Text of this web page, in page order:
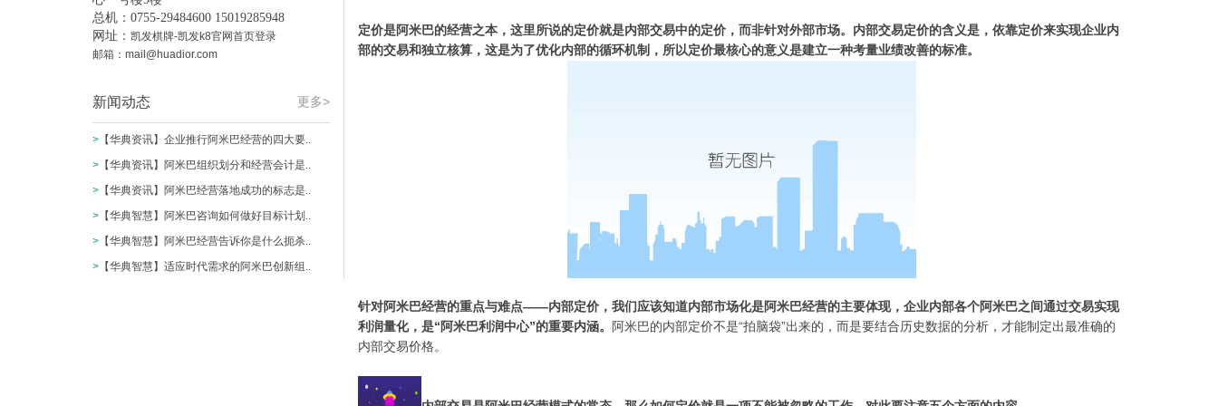
总机：0755-29484600 15019285948
网址： 凯发棋牌-凯发k8官网首页登录
邮箱： mail@huadior.com
更多>
新闻动态
> 【华典资讯】企业推行阿米巴经营的四大要..
> 【华典资讯】阿米巴组织划分和经营会计是..
> 【华典资讯】阿米巴经营落地成功的标志是..
> 【华典智慧】阿米巴咨询如何做好目标计划..
> 【华典智慧】阿米巴经营告诉你是什么扼杀..
> 【华典智慧】适应时代需求的阿米巴创新组..
定价是阿米巴的经营之本，这里所说的定价就是内部交易中的定价，而非针对外部市场。内部交易定价的含义是，依靠定价来实现企业内
部的交易和独立核算，这是为了优化内部的循环机制，所以定价最核心的意义是建立一种考量业绩改善的标准。
针对阿米巴经营的重点与难点——内部定价，我们应该知道内部市场化是阿米巴经营的主要体现，企业内部各个阿米巴之间通过交易实现
利润量化，是“阿米巴利润中心”的重要内涵。
阿米巴的内部定价不是“拍脑袋”出来的，而是要结合历史数据的分析，才能制定出最准确的
内部交易价格。